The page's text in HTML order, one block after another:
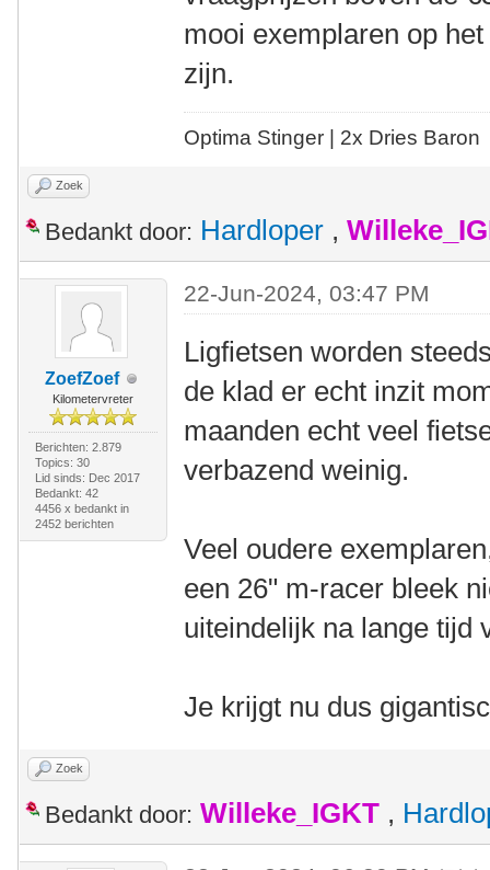
mooi exemplaren op
zijn.
Optima Stinger | 2x Dries Baron
Zoek
Bedankt door: Hardloper ,
ZoefZoef
Kilometervreter
Berichten: 2.879
Topics: 30
Lid sinds: Dec 2017
Bedankt: 42
4456 x bedankt in
2452 berichten
22-Jun-2024, 03:47 PM
Ligfietsen worden
de klad er echt inzit
maanden echt veel
verbazend weinig.
Veel oudere
een 26" m-racer bleek
uiteindelijk na lange tijd
Je krijgt nu dus
Zoek
Bedankt door: Willeke_IGKT ,